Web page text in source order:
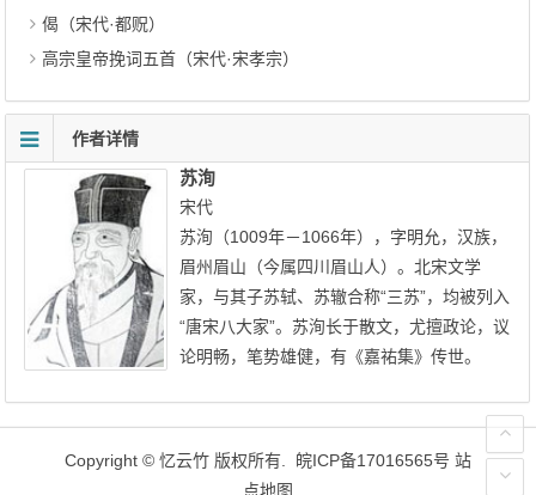
偈（宋代·都贶）
高宗皇帝挽词五首（宋代·宋孝宗）
作者详情
苏洵
宋代
苏洵（1009年－1066年），字明允，汉族，
眉州眉山（今属四川眉山人）。北宋文学
家，与其子苏轼、苏辙合称“三苏”，均被列入
“唐宋八大家”。苏洵长于散文，尤擅政论，议
论明畅，笔势雄健，有《嘉祐集》传世。
Copyright © 忆云竹 版权所有. 皖ICP备17016565号 站
点地图